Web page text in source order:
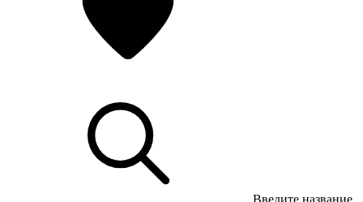
Введите название